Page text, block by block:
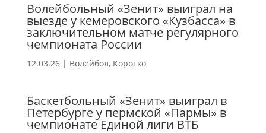
Волейбольный «Зенит» выиграл на
выезде у кемеровского «Кузбасса» в
заключительном матче регулярного
чемпионата России
12.03.26| Волейбол, Коротко
Баскетбольный «Зенит» выиграл в
Петербурге у пермской «Пармы» в
чемпионате Единой лиги ВТБ